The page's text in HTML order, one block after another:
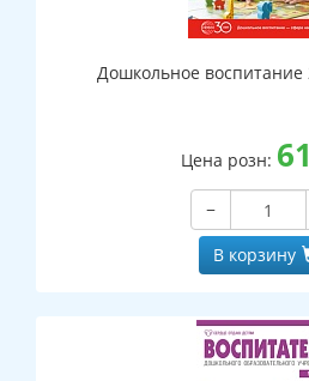
Дошкольное
Цена розн:
−
В корзину